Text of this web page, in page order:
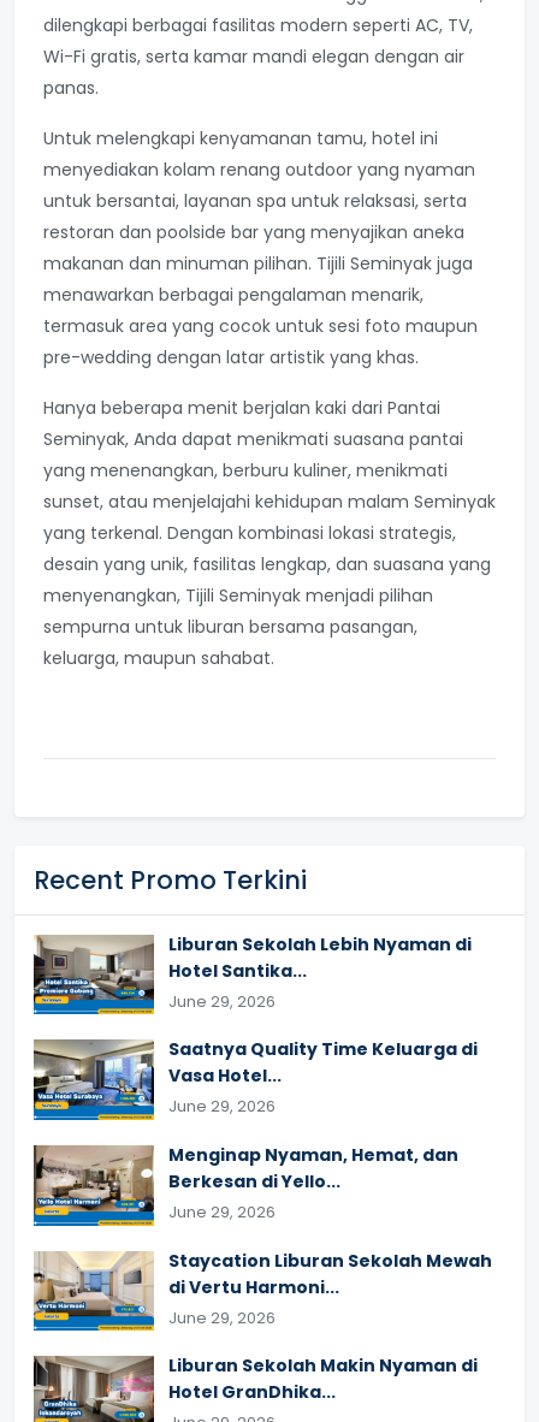
dilengkapi berbagai fasilitas modern seperti AC, TV,
Wi-Fi gratis, serta kamar mandi elegan dengan air
panas.
Untuk melengkapi kenyamanan tamu, hotel ini
menyediakan kolam renang outdoor yang nyaman
untuk bersantai, layanan spa untuk relaksasi, serta
restoran dan poolside bar yang menyajikan aneka
makanan dan minuman pilihan. Tijili Seminyak juga
menawarkan berbagai pengalaman menarik,
termasuk area yang cocok untuk sesi foto maupun
pre-wedding dengan latar artistik yang khas.
Hanya beberapa menit berjalan kaki dari Pantai
Seminyak, Anda dapat menikmati suasana pantai
yang menenangkan, berburu kuliner, menikmati
sunset, atau menjelajahi kehidupan malam Seminyak
yang terkenal. Dengan kombinasi lokasi strategis,
desain yang unik, fasilitas lengkap, dan suasana yang
menyenangkan, Tijili Seminyak menjadi pilihan
sempurna untuk liburan bersama pasangan,
keluarga, maupun sahabat.
Recent Promo Terkini
Liburan Sekolah Lebih Nyaman di
Hotel Santika...
June 29, 2026
Saatnya Quality Time Keluarga di
Vasa Hotel...
June 29, 2026
Menginap Nyaman, Hemat, dan
Berkesan di Yello...
June 29, 2026
Staycation Liburan Sekolah Mewah
di Vertu Harmoni...
June 29, 2026
Liburan Sekolah Makin Nyaman di
Hotel GranDhika...